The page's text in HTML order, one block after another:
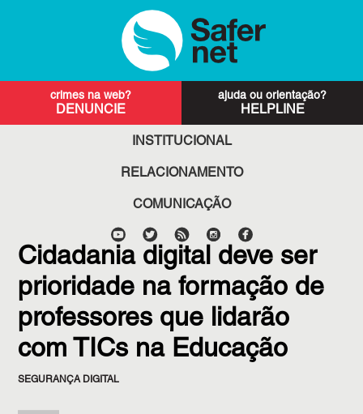
DENUNCIE HELPLINE
INSTITUCIONAL
RELACIONAMENTO
COMUNICAÇÃO
Cidadania digital deve ser
prioridade na formação de
professores que lidarão
com TICs na Educação
SEGURANÇA DIGITAL